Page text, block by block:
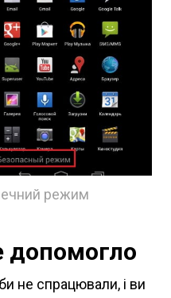
режим
допомогло
не спрацювали, і ви